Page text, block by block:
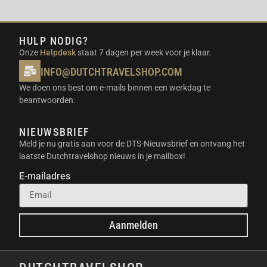
laadcycli, waardoor je investering jarenlang waarde
behoudt.
GEÏNTEGREERD ONTWERP MET
WIELTJES VOOR TRANSPORT
Hoewel het apparaat krachtig is, verplaats je het
uitschuifbare handvat. Dit maakt het vervoer naar de
camping of werkplek een fluitje van een cent.
UNIEKE EIGENSCHAPPEN
Dit model onderscheidt zich door de slimme
integratie van een UPS-functie met een
omschakeltijd van minder dan 20 milliseconden.
Hierdoor blijven gevoelige apparaten zoals
computers gewoon werken als de stroom onverhoopt
HULP NODIG?
Onze Helpdesk staat 7 dagen per week voor je klaar.
INFO@DUTCHTRAVELSHOP.COM
We doen ons best om e-mails binnen een werkdag te
beantwoorden.
NIEUWSBRIEF
Meld je nu gratis aan voor de DTS-Nieuwsbrief en ontvang het
laatste Dutchtravelshop nieuws in je mailbox!
E-mailadres
Aanmelden